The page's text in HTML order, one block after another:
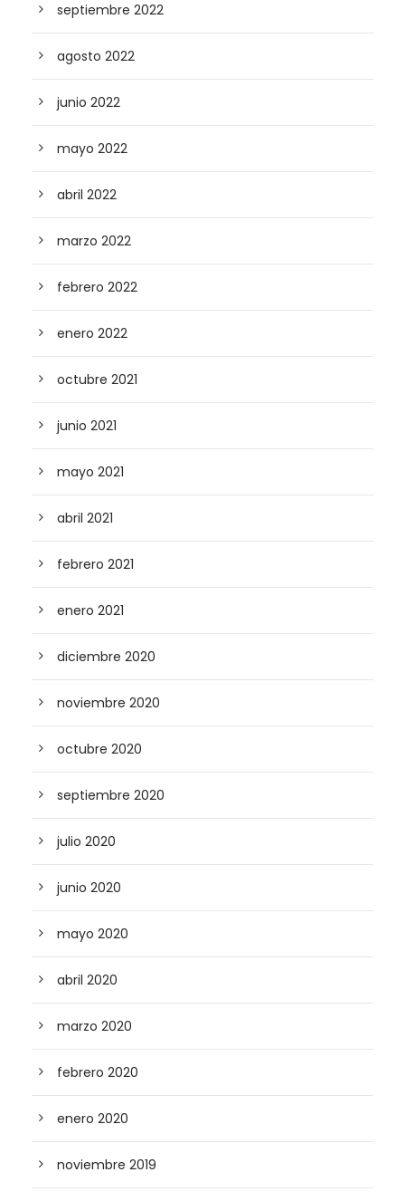
septiembre 2022
agosto 2022
junio 2022
mayo 2022
abril 2022
marzo 2022
febrero 2022
enero 2022
octubre 2021
junio 2021
mayo 2021
abril 2021
febrero 2021
enero 2021
diciembre 2020
noviembre 2020
octubre 2020
septiembre 2020
julio 2020
junio 2020
mayo 2020
abril 2020
marzo 2020
febrero 2020
enero 2020
noviembre 2019